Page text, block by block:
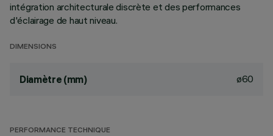
intégration architecturale discrète et des performances
d'éclairage de haut niveau.
DIMENSIONS
Diamètre (mm) ø60
PERFORMANCE TECHNIQUE